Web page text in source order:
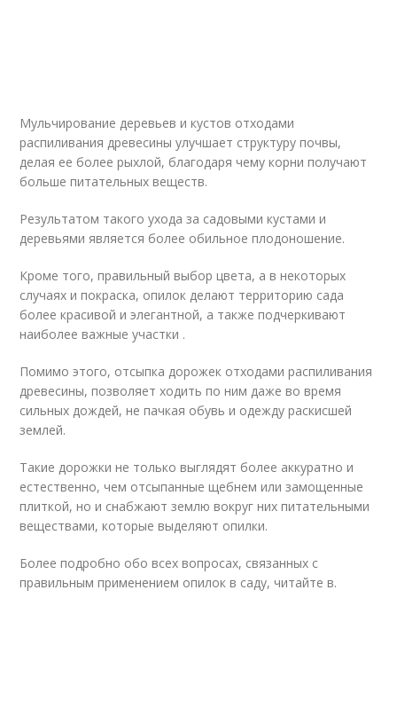
Мульчирование деревьев и кустов отходами
распиливания древесины улучшает структуру почвы,
делая ее более рыхлой, благодаря чему корни получают
больше питательных веществ.
Результатом такого ухода за садовыми кустами и
деревьями является более обильное плодоношение.
Кроме того, правильный выбор цвета, а в некоторых
случаях и покраска, опилок делают территорию сада
более красивой и элегантной, а также подчеркивают
наиболее важные участки .
Помимо этого, отсыпка дорожек отходами распиливания
древесины, позволяет ходить по ним даже во время
сильных дождей, не пачкая обувь и одежду раскисшей
землей.
Такие дорожки не только выглядят более аккуратно и
естественно, чем отсыпанные щебнем или замощенные
плиткой, но и снабжают землю вокруг них питательными
веществами, которые выделяют опилки.
Более подробно обо всех вопросах, связанных с
правильным применением опилок в саду, читайте в.